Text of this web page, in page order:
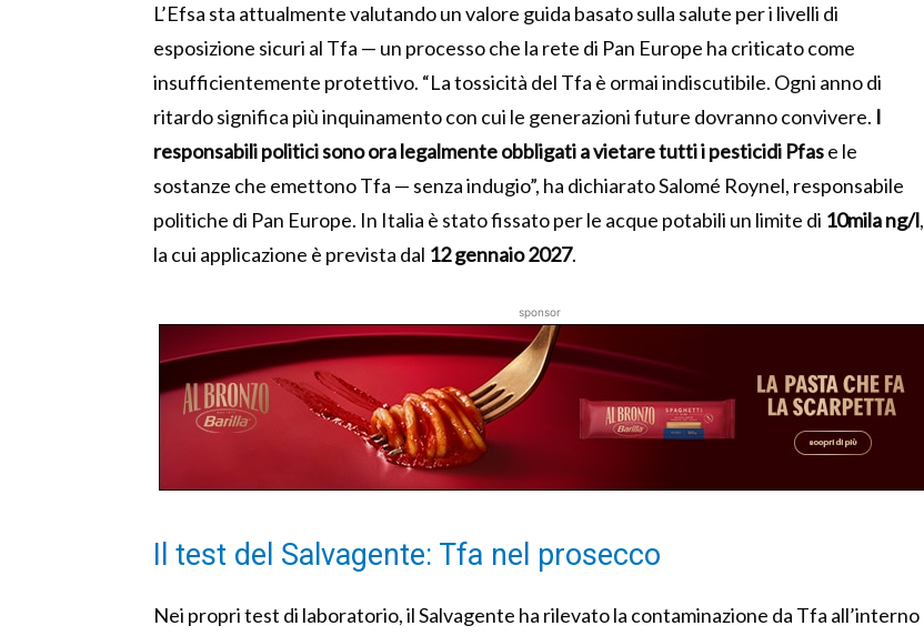
L’Efsa sta attualmente valutando un valore guida basato sulla salute per i livelli di
esposizione sicuri al Tfa — un processo che la rete di Pan Europe ha criticato come
insufficientemente protettivo. “La tossicità del Tfa è ormai indiscutibile. Ogni anno di
ritardo significa più inquinamento con cui le generazioni future dovranno convivere. I
responsabili politici sono ora legalmente obbligati a vietare tutti i pesticidi Pfase le
sostanze che emettono Tfa — senza indugio”, ha dichiarato Salomé Roynel, responsabile
politiche di Pan Europe. In Italia è stato fissato per le acque potabili un limite di 10mila ng/l,
la cui applicazione è prevista dal 12 gennaio 2027.
sponsor
Il test del Salvagente: Tfa nel prosecco
Nei propri test di laboratorio, il Salvagente ha rilevato la contaminazione da Tfa all’interno